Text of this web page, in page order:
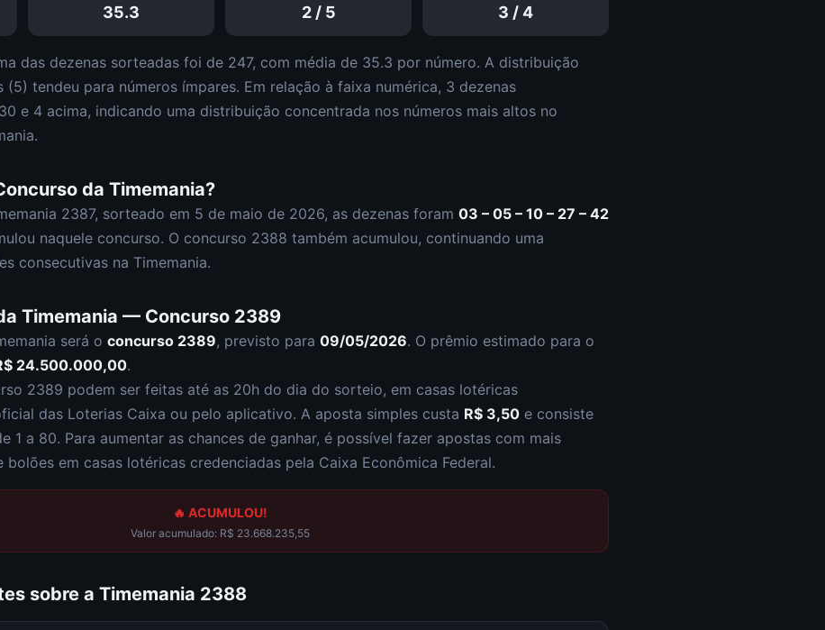
35.3 2/ 5 3 /4
das dezenas sorteadas foi de 247, com média de 35.3 por número. A distribuição
(5) tendeu para números ímpares. Em relação à faixa numérica, 3 dezenas
e 4 acima, indicando uma distribuição concentrada nos números mais altos no
.
da Timemania?
2387, sorteado em 5 de maio de 2026, as dezenas foram 03 – 05 – 10 – 27 – 42
naquele concurso. O concurso 2388 também acumulou, continuando uma
consecutivas na Timemania.
Timemania — Concurso 2389
será o concurso 2389, previsto para 09/05/2026. O prêmio estimado para o
24.500.000,00.
2389 podem ser feitas até as 20h do dia do sorteio, em casas lotéricas
das Loterias Caixa ou pelo aplicativo. A aposta simples custa R$ 3,50 e consiste
1 a 80. Para aumentar as chances de ganhar, é possível fazer apostas com mais
em casas lotéricas credenciadas pela Caixa Econômica Federal.
🔥 ACUMULOU!
Valor acumulado: R$ 23.668.235,55
sobre a Timemania 2388